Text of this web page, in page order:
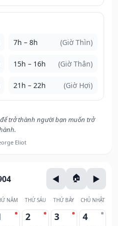
7h – 8h (Giờ Thìn)
15h – 16h (Giờ Thân)
21h – 22h (Giờ Hợi)
trở thành người bạn muốn trở
Eliot
NĂM THỨ SÁU THỨ BẢY CHỦ NHẬT
2 3 4